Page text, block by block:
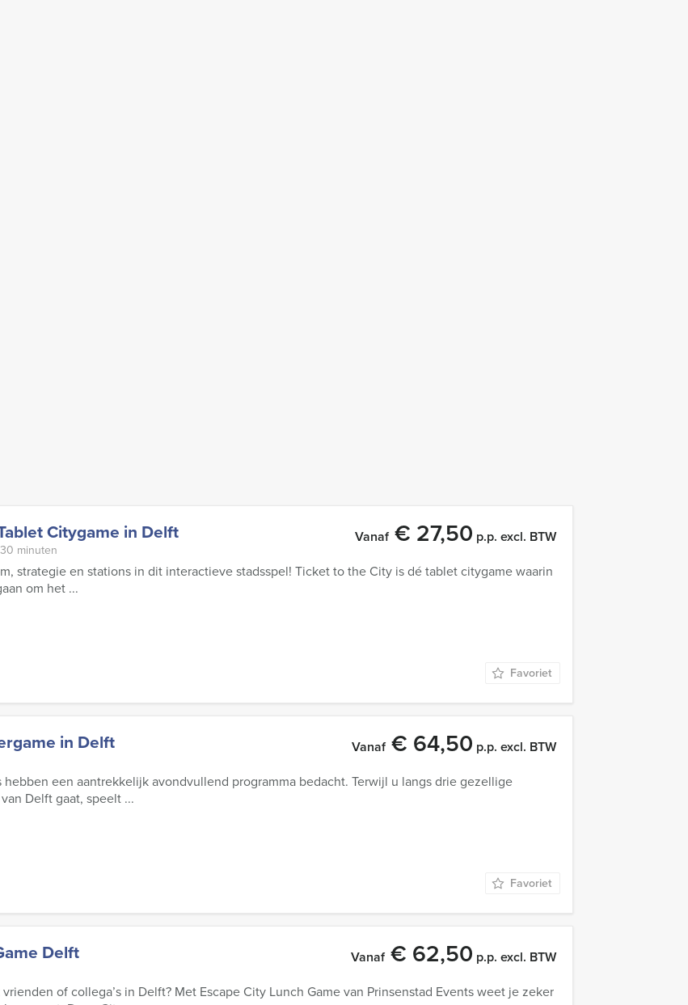
Citygame in Delft
Vanaf€ 27,50 p.p. excl. BTW
minuten
strategie en stations in dit interactieve stadsspel! Ticket to the City is dé tablet citygame waarin
om het ...
Favoriet
in Delft Vanaf€ 64,50 p.p. excl. BTW
hebben een aantrekkelijk avondvullend programma bedacht. Terwijl u langs drie gezellige
Delft gaat, speelt ...
Favoriet
Delft Vanaf€ 62,50 p.p. excl. BTW
of collega’s in Delft? Met Escape City Lunch Game van Prinsenstad Events weet je zeker